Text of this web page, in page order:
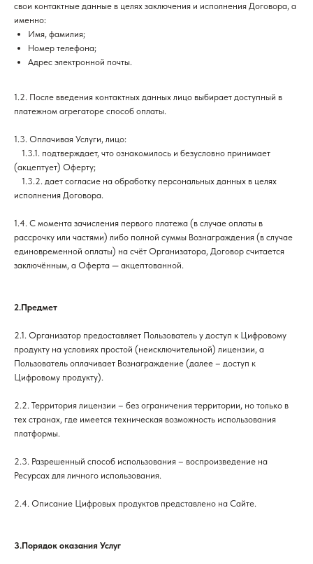
свои контактные данные в целях заключения и исполнения Договора, а
именно:
Имя, фамилия;
Номер телефона;
Адрес электронной почты.
1.2. После введения контактных данных лицо выбирает доступный в
платежном агрегаторе способ оплаты.
1.3. Оплачивая Услуги, лицо:
1.3.1. подтверждает, что ознакомилось и безусловно принимает
(акцептует) Оферту;
1.3.2. дает согласие на обработку персональных данных в целях
исполнения Договора.
1.4. С момента зачисления первого платежа (в случае оплаты в
рассрочку или частями) либо полной суммы Вознаграждения (в случае
единовременной оплаты) на счёт Организатора, Договор считается
заключённым, а Оферта — акцептованной.
2.Предмет
2.1. Организатор предоставляет Пользователь у доступ к Цифровому
продукту на условиях простой (неисключительной) лицензии, а
Пользователь оплачивает Вознаграждение (далее – доступ к
Цифровому продукту).
2.2. Территория лицензии – без ограничения территории, но только в
тех странах, где имеется техническая возможность использования
платформы.
2.3. Разрешенный способ использования – воспроизведение на
Ресурсах для личного использования.
2.4. Описание Цифровых продуктов представлено на Сайте.
3.Порядок оказания Услуг